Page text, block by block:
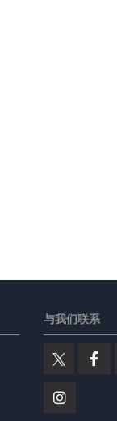
与我们联系